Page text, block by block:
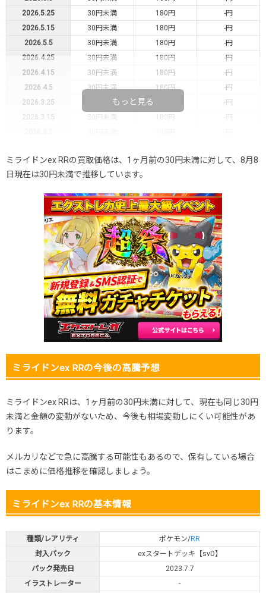
2026.5.25
30円未満 180円
-円
2026.5.15
30円未満 180円
-円
2026.5.5
30円未満 180円
-円
2026.4.25
30円未満 180円
-円
2026.4.15
30円未満 180円
-円
2026.4.5
30円未満 180円
-円
2026.3.25
30円未満
-円
2026.3.15
30円未満 180円
-円
2026.2.15
30円未満 180円
-円
2026.2.5
30円未満
2026.1.25
30円未満 180円
2026.1.15
30円未満 180円
2026.1.5
30円未満 180円
2025.12.25
30円未満 180円
2025.12.15
30円未満 180円
2025.12.5
30円未満 180円
2025.11.25
30円未満 180円
2025.11.15
30円未満 180円
2025.11.5
30円未満 180円
30円未満 180円
発売日初動
150円 380円
もっと見る
ミライドンex RRの買取価格は、1ヶ月前の30円未満に対して、8月8
日現在は30円未満で推移しています。
ミライドンex RRの今後の高騰予想
ミライドンex RRは、1ヶ月前の30円未満に対して、現在も同じ30円
未満と金額の変動がないため、今後も相場変動しにくい可能性があ
ります。
メルカリなどで急に高騰する可能性もあるので、保有している場合
はこまめに価格推移を確認しましょう。
ミライドンex RRの基本情報
種類/レアリティ ポケモン/RR
封入パック
exスタートデッキ【svD】
パック発売日
2023.7.7
イラストレーター
-